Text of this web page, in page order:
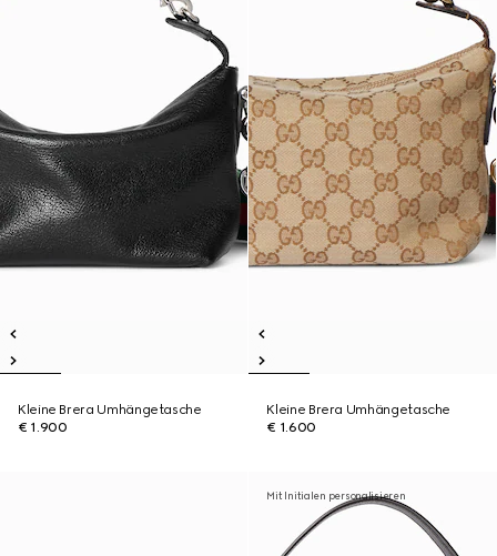
Kleine Brera Umhängetasche
€ 1.900
Kleine Brera Umhängetasche
€ 1.600
Mit Initialen personalisieren